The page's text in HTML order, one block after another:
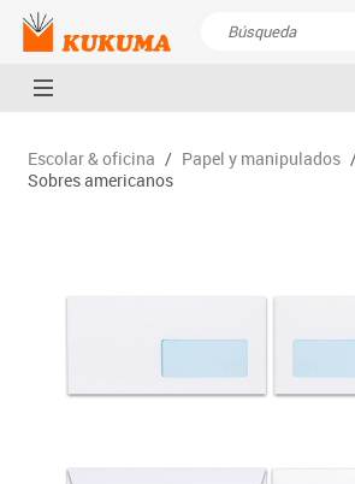
Escolar & oficina / Papel y manipulados
Sobres americanos